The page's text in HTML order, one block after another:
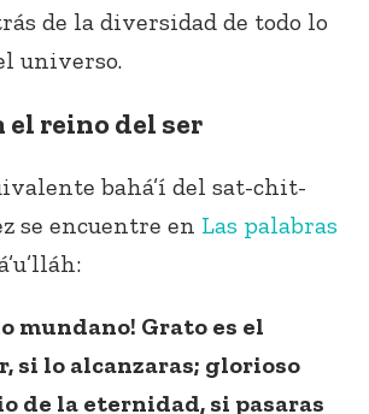
de la diversidad de todo lo
universo.
reino del ser
bahá’í del sat-chit-
se encuentre en Las palabras
mundano! Grato es el
si lo alcanzaras; glorioso
de la eternidad, si pasaras